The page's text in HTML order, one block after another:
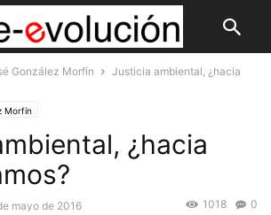
González Morfín
Justicia ambiental, ¿hacia
Morfín
¿hacia
mayo de 2016 0
1018